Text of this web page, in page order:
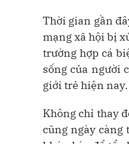
Thời gian gần
mạng xã hội bị
trường hợp cá
sống của người
giới trẻ hiện nay.
Không chỉ thay
cũng ngày càng